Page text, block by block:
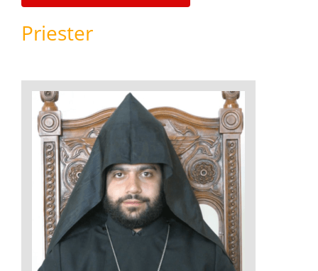
Priester